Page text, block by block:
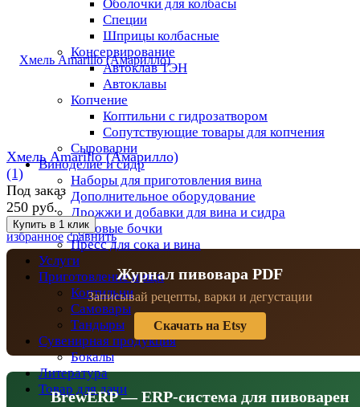
Оболочки для колбасы
Специи
Шприцы колбасные
Консервирование
Автоклав ТЭН
Автоклавы
Копчение
Коптильни с гидрозатвором
Сопутствующие товары для копчения
Сыроварни
Виноделие и сидр
Наборы для приготовления вина
Дополнительное оборудование
Дрожжи и добавки для вина и сидра
Дубовые бочки
Пресс для сока и вина
Услуги
Приготовление пищи
Коптильни
Самовары
Тандыры
Сувенирная продукция
Бокалы
Литература
Товар для дачи
избранное сравнить
Хмель Amarillo (Амарилло)
(1)
Под заказ
250 руб.
Журнал пивовара PDF
Записывай рецепты, варки и дегустации
Скачать на Etsy
BrewERP — ERP-система для пивоварен